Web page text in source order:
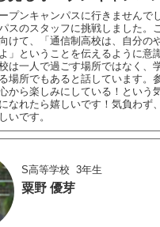
プンキャンパスに行きませんで
スのスタッフに挑戦しました。
けて、「通信制高校は、自分の
」ということを伝えるように意
は一人で過ごす場所ではなく、
場所でもあると話しています。
から楽しみにしている！という
なれたら嬉しいです！気負わず
いです。
S高等学校 3年生
粟野 優芽